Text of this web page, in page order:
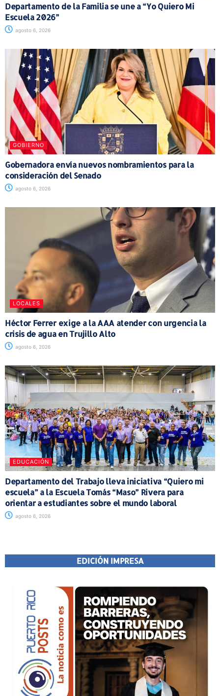
Departamento de la Familia se une a “Yo Quiero Mi
Escuela 2026”
agosto 6, 2026
GOBIERNO
Gobernadora envía nuevos nombramientos para la
consideración del Senado
agosto 6, 2026
LOCALES
Héctor Ferrer exige a la AAA atender con urgencia la
crisis de agua en Trujillo Alto
agosto 6, 2026
EDUCACIÓN
Departamento del Trabajo lleva iniciativa “Quiero mi
escuela” a la Escuela Tomás “Maso” Rivera para
orientar a estudiantes sobre el mundo laboral
agosto 6, 2026
EDICIÓN IMPRESA